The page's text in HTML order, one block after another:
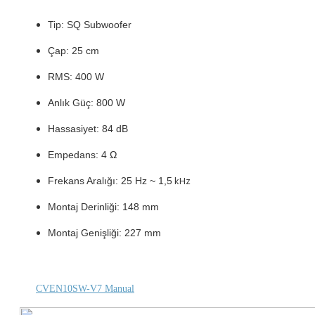
Tip: SQ Subwoofer
Çap: 25 cm
RMS: 400 W
Anlık Güç: 800 W
Hassasiyet: 84 dB
Empedans: 4 Ω
Frekans Aralığı: 25 Hz ~ 1,5kHz
Montaj Derinliği: 148 mm
Montaj Genişliği: 227 mm
CVEN10SW-V7 Manual